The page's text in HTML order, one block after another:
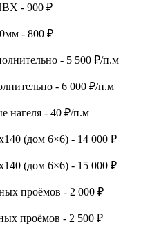
- 900 ₽
- 800 ₽
- 5 500 ₽/п.м
- 6 000 ₽/п.м
нагеля - 40 ₽/п.м
(дом 6×6) - 14 000 ₽
(дом 6×6) - 15 000 ₽
проёмов - 2 000 ₽
проёмов - 2 500 ₽